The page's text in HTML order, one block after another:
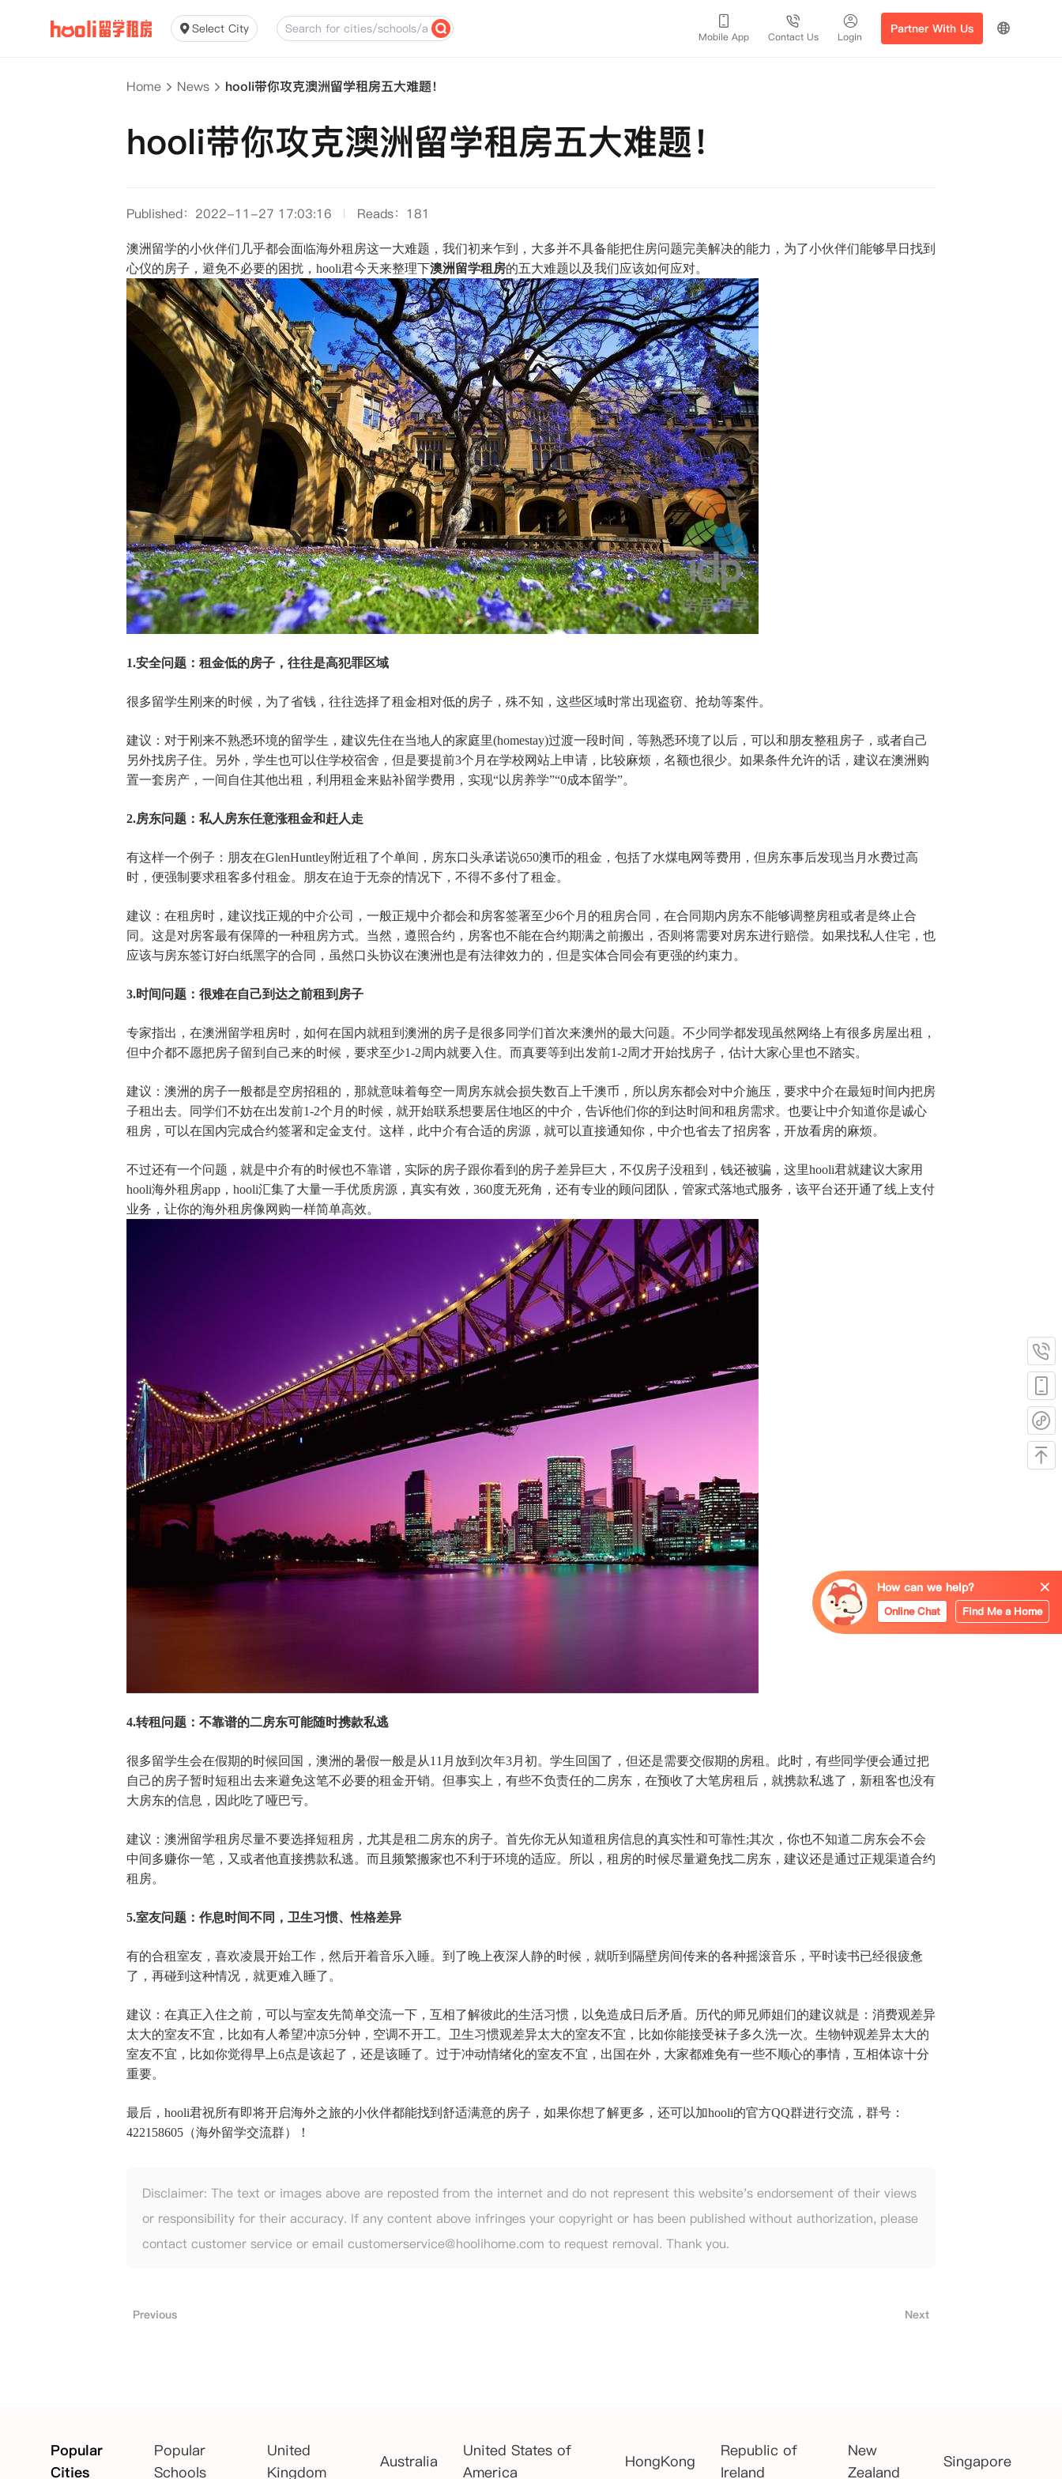
Select City
Mobile App Contact Us Login
Partner With Us
Home News hooli带你攻克澳洲留学租房五大难题！
hooli带你攻克澳洲留学租房五大难题！
Published：2022-11-27 17:03:16 Reads：181
澳洲留学的小伙伴们几乎都会面临海外租房这一大难题，我们初来乍到，大多并不具备能把住房问题完美解决的能力，为了小伙伴们能够早日找到
心仪的房子，避免不必要的困扰，hooli君今天来整理下澳洲留学租房的五大难题以及我们应该如何应对。
1.安全问题：租金低的房子，往往是高犯罪区域
很多留学生刚来的时候，为了省钱，往往选择了租金相对低的房子，殊不知，这些区域时常出现盗窃、抢劫等案件。
建议：对于刚来不熟悉环境的留学生，建议先住在当地人的家庭里(homestay)过渡一段时间，等熟悉环境了以后，可以和朋友整租房子，或者自己
另外找房子住。另外，学生也可以住学校宿舍，但是要提前3个月在学校网站上申请，比较麻烦，名额也很少。如果条件允许的话，建议在澳洲购
置一套房产，一间自住其他出租，利用租金来贴补留学费用，实现“以房养学”“0成本留学”。
2.房东问题：私人房东任意涨租金和赶人走
有这样一个例子：朋友在GlenHuntley附近租了个单间，房东口头承诺说650澳币的租金，包括了水煤电网等费用，但房东事后发现当月水费过高
时，便强制要求租客多付租金。朋友在迫于无奈的情况下，不得不多付了租金。
建议：在租房时，建议找正规的中介公司，一般正规中介都会和房客签署至少6个月的租房合同，在合同期内房东不能够调整房租或者是终止合
同。这是对房客最有保障的一种租房方式。当然，遵照合约，房客也不能在合约期满之前搬出，否则将需要对房东进行赔偿。如果找私人住宅，也
应该与房东签订好白纸黑字的合同，虽然口头协议在澳洲也是有法律效力的，但是实体合同会有更强的约束力。
3.时间问题：很难在自己到达之前租到房子
专家指出，在澳洲留学租房时，如何在国内就租到澳洲的房子是很多同学们首次来澳州的最大问题。不少同学都发现虽然网络上有很多房屋出租，
但中介都不愿把房子留到自己来的时候，要求至少1-2周内就要入住。而真要等到出发前1-2周才开始找房子，估计大家心里也不踏实。
建议：澳洲的房子一般都是空房招租的，那就意味着每空一周房东就会损失数百上千澳币，所以房东都会对中介施压，要求中介在最短时间内把房
子租出去。同学们不妨在出发前1-2个月的时候，就开始联系想要居住地区的中介，告诉他们你的到达时间和租房需求。也要让中介知道你是诚心
租房，可以在国内完成合约签署和定金支付。这样，此中介有合适的房源，就可以直接通知你，中介也省去了招房客，开放看房的麻烦。
不过还有一个问题，就是中介有的时候也不靠谱，实际的房子跟你看到的房子差异巨大，不仅房子没租到，钱还被骗，这里hooli君就建议大家用
hooli海外租房app，hooli汇集了大量一手优质房源，真实有效，360度无死角，还有专业的顾问团队，管家式落地式服务，该平台还开通了线上支付
业务，让你的海外租房像网购一样简单高效。
4.转租问题：不靠谱的二房东可能随时携款私逃
很多留学生会在假期的时候回国，澳洲的暑假一般是从11月放到次年3月初。学生回国了，但还是需要交假期的房租。此时，有些同学便会通过把
自己的房子暂时短租出去来避免这笔不必要的租金开销。但事实上，有些不负责任的二房东，在预收了大笔房租后，就携款私逃了，新租客也没有
大房东的信息，因此吃了哑巴亏。
建议：澳洲留学租房尽量不要选择短租房，尤其是租二房东的房子。首先你无从知道租房信息的真实性和可靠性;其次，你也不知道二房东会不会
中间多赚你一笔，又或者他直接携款私逃。而且频繁搬家也不利于环境的适应。所以，租房的时候尽量避免找二房东，建议还是通过正规渠道合约
租房。
5.室友问题：作息时间不同，卫生习惯、性格差异
有的合租室友，喜欢凌晨开始工作，然后开着音乐入睡。到了晚上夜深人静的时候，就听到隔壁房间传来的各种摇滚音乐，平时读书已经很疲惫
了，再碰到这种情况，就更难入睡了。
建议：在真正入住之前，可以与室友先简单交流一下，互相了解彼此的生活习惯，以免造成日后矛盾。历代的师兄师姐们的建议就是：消费观差异
太大的室友不宜，比如有人希望冲凉5分钟，空调不开工。卫生习惯观差异太大的室友不宜，比如你能接受袜子多久洗一次。生物钟观差异太大的
室友不宜，比如你觉得早上6点是该起了，还是该睡了。过于冲动情绪化的室友不宜，出国在外，大家都难免有一些不顺心的事情，互相体谅十分
重要。
最后，hooli君祝所有即将开启海外之旅的小伙伴都能找到舒适满意的房子，如果你想了解更多，还可以加hooli的官方QQ群进行交流，群号：
422158605（海外留学交流群）！
Disclaimer: The text or images above are reposted from the internet and do not represent this website's endorsement of their views
or responsibility for their accuracy. If any content above infringes your copyright or has been published without authorization, please
contact customer service or email customerservice@hoolihome.com to request removal. Thank you.
Previous Next
Popular
Cities
Popular
Schools
United
Kingdom
Australia
United States of
America
HongKong
Republic of
Ireland
New
Zealand
Singapore
How can we help?
Online Chat Find Me a Home